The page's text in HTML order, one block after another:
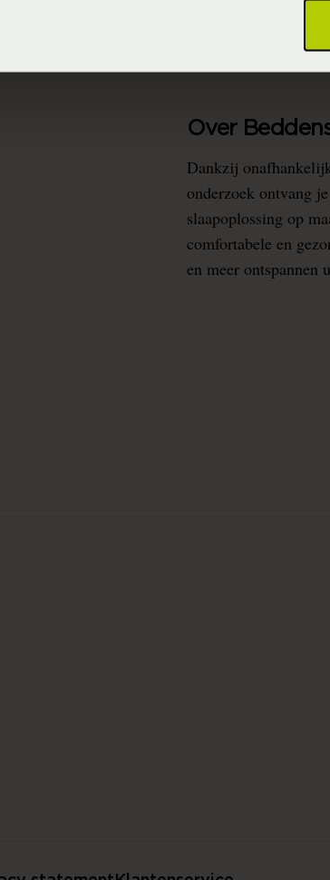
Over
Dankzij
onderzoek ontvang
slaapoplossing op
comfortabele en
en meer ontspannen